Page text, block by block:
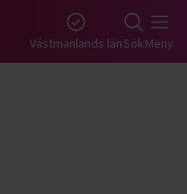
Västmanlands länSökMeny